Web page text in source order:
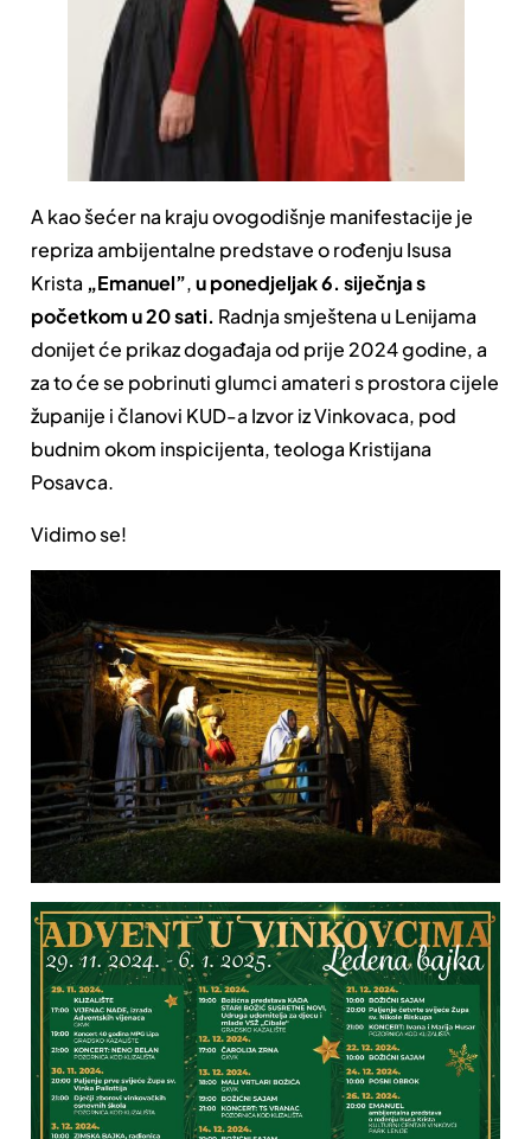
A kao šećer na kraju ovogodišnje manifestacije je
repriza ambijentalne predstave o rođenju Isusa
Krista „Emanuel”,u ponedjeljak 6. siječnja s
početkom u 20 sati. Radnja smještena u Lenijama
donijet će prikaz događaja od prije 2024 godine, a
za to će se pobrinuti glumci amateri s prostora cijele
županije i članovi KUD-a Izvor iz Vinkovaca, pod
budnim okom inspicijenta, teologa Kristijana
Posavca.
Vidimo se!